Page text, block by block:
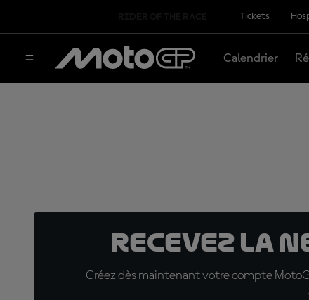
Tickets
Calendrier
Recevez la
Créez dès maintenant votre compte